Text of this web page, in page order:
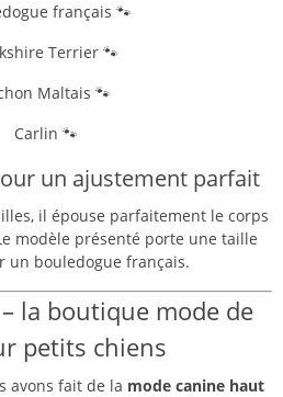
français 🐾
Terrier 🐾
Maltais 🐾
Carlin 🐾
un ajustement parfait
il épouse parfaitement le corps
modèle présenté porte une taille
un bouledogue français.
la boutique mode de
petits chiens
avons fait de la mode canine haut